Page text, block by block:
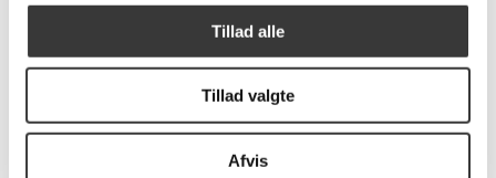
Tillad alle
Tillad valgte
Afvis
Filtringe til stole med
79,00 DKK
Tekstil Skumrens, 500
169,00 DKK